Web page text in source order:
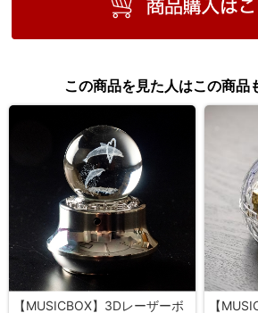
この商品を見た人はこの商品
【MUSICBOX】3Dレーザーボ
【